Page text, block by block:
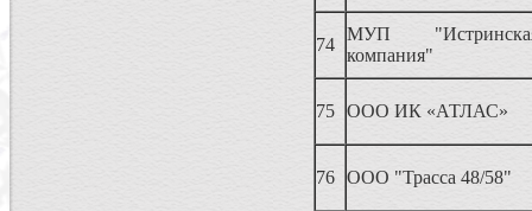
74
МУП
компания"
75 ООО ИК «АТЛАС»
76 ООО "Трасса 48/58"